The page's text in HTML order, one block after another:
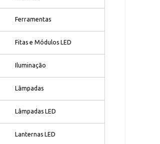
Ferramentas
Fitas e Módulos LED
Iluminação
Lâmpadas
Lâmpadas LED
Lanternas LED